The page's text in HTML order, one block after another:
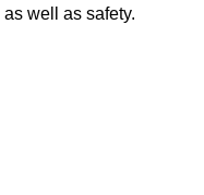
well as safety.